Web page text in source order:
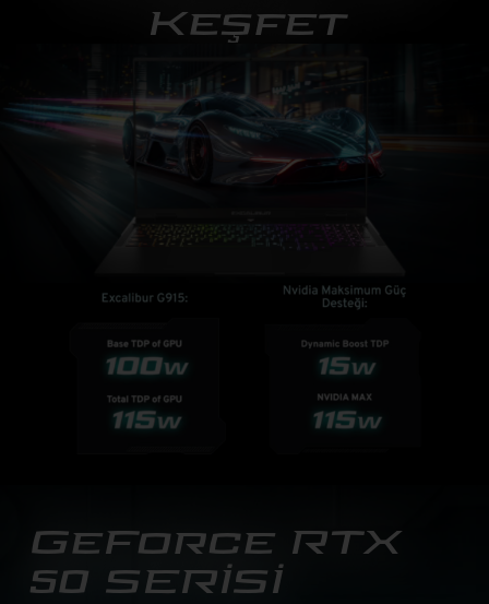
Keşfet
GeForce RTX
50 SERİSİ